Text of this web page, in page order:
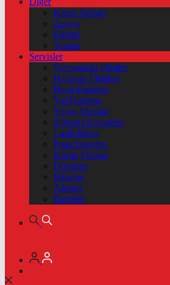
Kamu İlanları
Asayiş
Eğitim
Yaşam
Servisler
Vizyondaki Filmler
Haftanin Filmleri
Hava Durumu
Yol Durumu
Yayın Akışları
Nöbetçi Eczaneler
Canlı Borsa
Puan Durumu
Kripto Paralar
Dövizler
Hisseler
Altınlar
Pariteler